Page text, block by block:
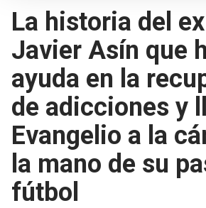
La historia del
Javier Asín que
ayuda en la
de adicciones y
Evangelio a la
la mano de su
fútbol